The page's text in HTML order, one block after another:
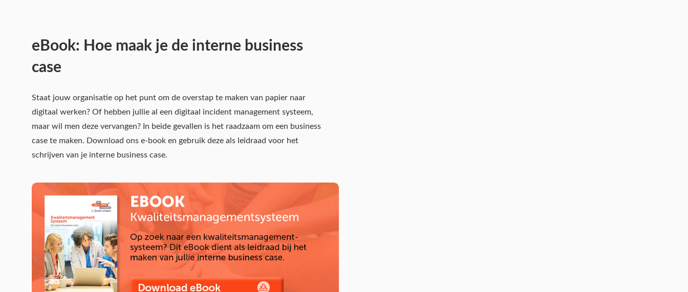
eBook: Hoe maak je de interne business
case
Staat jouw organisatie op het punt om de overstap te maken van papier naar
digitaal werken? Of hebben jullie al een digitaal incident management systeem,
maar wil men deze vervangen? In beide gevallen is het raadzaam om een business
case te maken. Download ons e-book en gebruik deze als leidraad voor het
schrijven van je interne business case.